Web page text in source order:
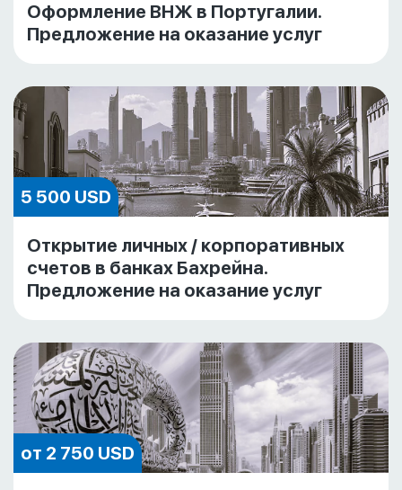
Оформление ВНЖ в Португалии.
Предложение на оказание услуг
5 500 USD
Открытие личных / корпоративных
счетов в банках Бахрейна.
Предложение на оказание услуг
от 2 750 USD